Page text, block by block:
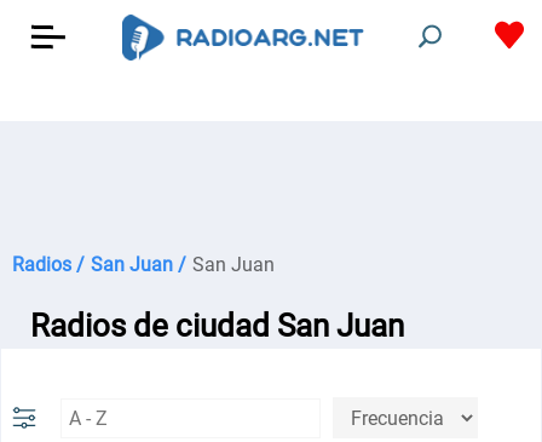
Radios / San Juan / San Juan
Radios de ciudad San Juan